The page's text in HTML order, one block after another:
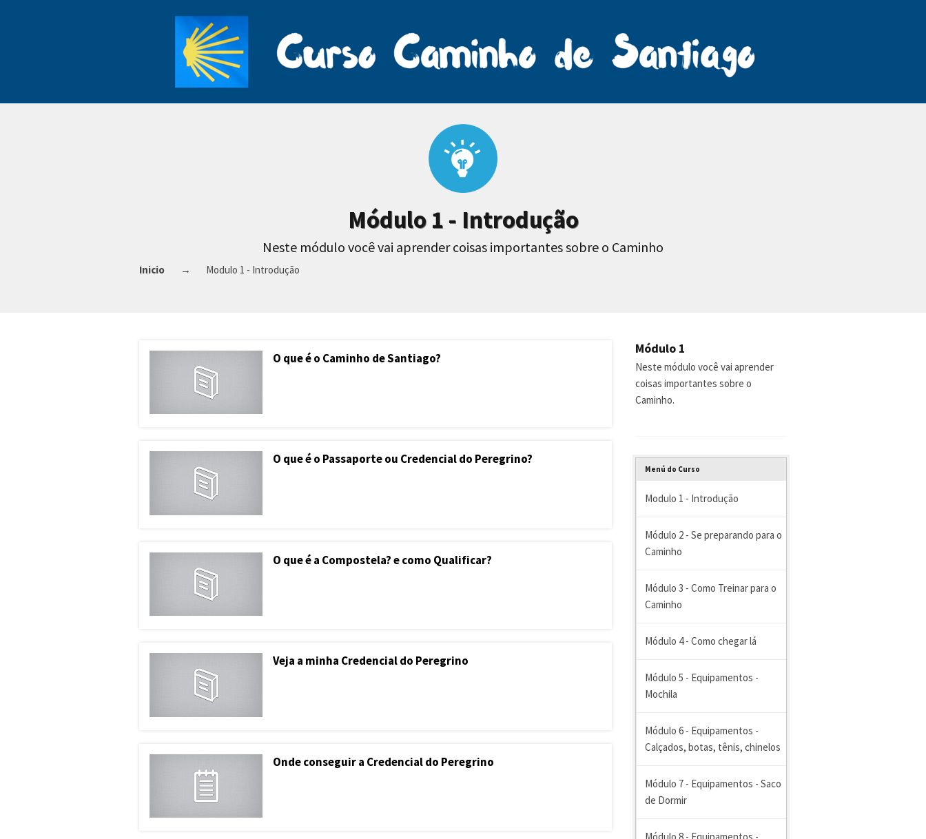
Módulo 1 - Introdução
Neste módulo você vai aprender coisas importantes sobre o Caminho
Inicio Modulo 1 - Introdução
O que é o Caminho de Santiago?
O que é o Passaporte ou Credencial do Peregrino?
O que é a Compostela? e como Qualificar?
Veja a minha Credencial do Peregrino
Onde conseguir a Credencial do Peregrino
Módulo 1
Neste módulo você vai aprender
coisas importantes sobre o
Caminho.
Menú do Curso
Modulo 1 - Introdução
Módulo 2 - Se preparando para o
Caminho
Módulo 3 - Como Treinar para o
Caminho
Módulo 4 - Como chegar lá
Módulo 5 - Equipamentos -
Mochila
Módulo 6 - Equipamentos -
Calçados, botas, tênis, chinelos
Módulo 7 - Equipamentos - Saco
de Dormir